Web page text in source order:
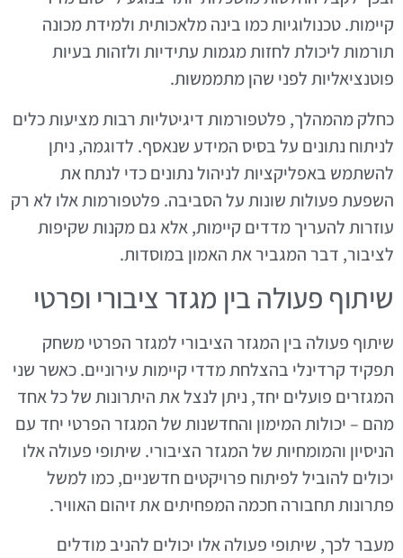
קיימות. טכנולוגיות כמו בינה מלאכותית ולמידת מכונה
תורמות ליכולת לחזות מגמות עתידיות ולזהות בעיות
פוטנציאליות לפני שהן מתממשות.
כחלק מהמהלך, פלטפורמות דיגיטליות רבות מציעות כלים
לניתוח נתונים על בסיס המידע שנאסף. לדוגמה, ניתן
להשתמש באפליקציות לניהול נתונים כדי לנתח את
השפעת פעולות שונות על הסביבה. פלטפורמות אלו לא רק
עוזרות להעריך מדדים קיימות, אלא גם מקנות שקיפות
לציבור, דבר המגביר את האמון במוסדות.
שיתוף פעולה בין מגזר ציבורי ופרטי
שיתוף פעולה בין המגזר הציבורי למגזר הפרטי משחק
תפקיד קרדינלי בהצלחת מדדי קיימות עירוניים. כאשר שני
המגזרים פועלים יחד, ניתן לנצל את היתרונות של כל אחד
מהם – יכולות המימון והחדשנות של המגזר הפרטי יחד עם
הניסיון והמומחיות של המגזר הציבורי. שיתופי פעולה אלו
יכולים להוביל לפיתוח פרויקטים חדשניים, כמו למשל
פתרונות תחבורה חכמה המפחיתים את זיהום האוויר.
מעבר לכך, שיתופי פעולה אלו יכולים להניב מודלים